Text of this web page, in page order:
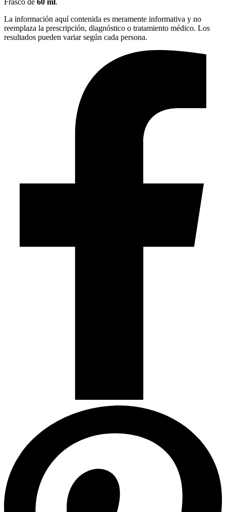
Frasco de 60 ml.
La información aquí contenida es meramente informativa y no
reemplaza la prescripción, diagnóstico o tratamiento médico. Los
resultados pueden variar según cada persona.